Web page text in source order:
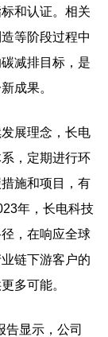
和认证。相关
等阶段过程中
减排目标，是
成果。
展理念，长电
，定期进行环
施和项目，有
年，长电科技
，在响应全球
链下游客户的
多可能。
显示，公司